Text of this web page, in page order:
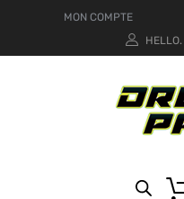
MON COMPTE
HELLO.